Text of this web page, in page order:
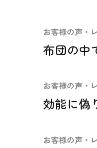
お客様の声・
布団の中
お客様の声・
効能に偽
お客様の声・